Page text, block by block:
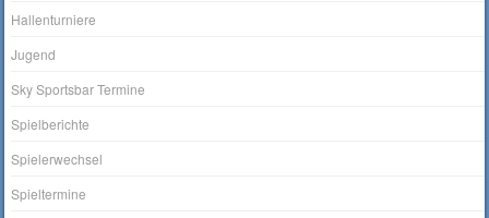
Hallenturniere
Jugend
Sky Sportsbar Termine
Spielberichte
Spielerwechsel
Spieltermine